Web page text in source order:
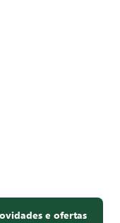
e ofertas